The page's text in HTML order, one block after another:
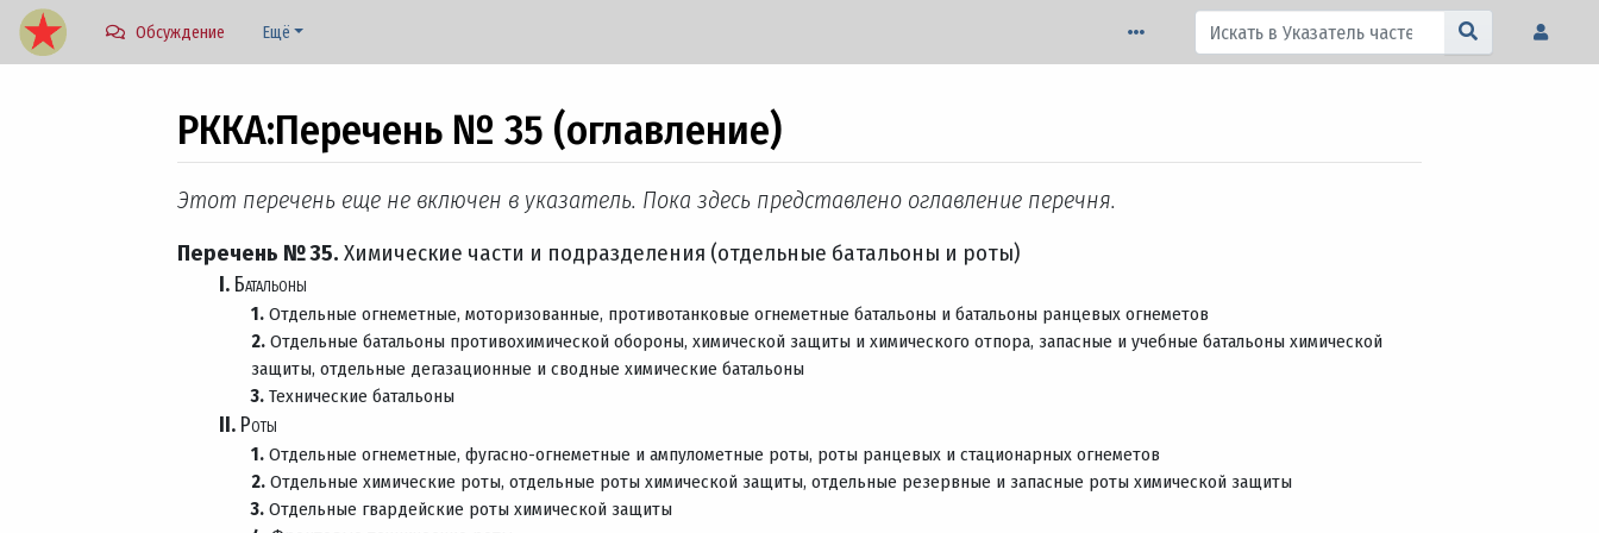
Обсуждение Ещё
РККА:Перечень № 35 (оглавление)
Перейти к:навигация ,поиск
Этот перечень еще не включен в указатель. Пока здесь представлено оглавление перечня.
Перечень № 35. Химические части и подразделения (отдельные батальоны и роты)
I. Батальоны
1. Отдельные огнеметные, моторизованные, противотанковые огнеметные батальоны и батальоны ранцевых огнеметов
2. Отдельные батальоны противохимической обороны, химической защиты и химического отпора, запасные и учебные батальоны химической
защиты, отдельные дегазационные и сводные химические батальоны
3. Технические батальоны
II. Роты
1. Отдельные огнеметные, фугасно-огнеметные и ампулометные роты, роты ранцевых и стационарных огнеметов
2. Отдельные химические роты, отдельные роты химической защиты, отдельные резервные и запасные роты химической защиты
3. Отдельные гвардейские роты химической защиты